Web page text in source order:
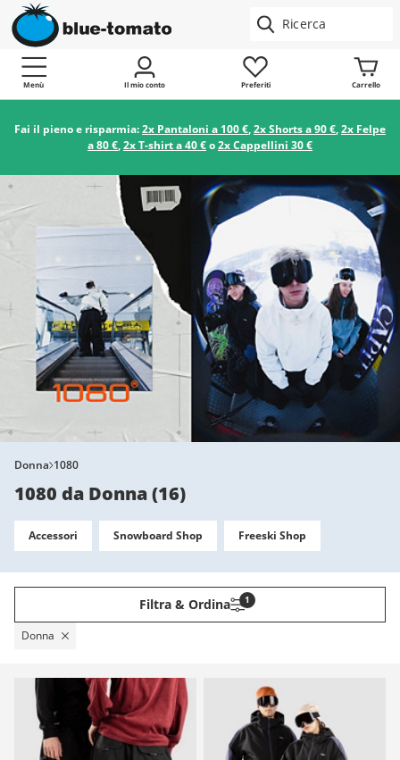
Menù Il mio conto Preferiti Carrello
Fai il pieno e risparmia:2x Pantaloni a 100 €,2x Shorts a 90 €,2x Felpe
a 80 €,2x T-shirt a 40 €o2x Cappellini 30 €
Donna 1080
1080 da Donna(16)
Accessori Snowboard Shop Freeski Shop
Filtra & Ordina 1
Donna